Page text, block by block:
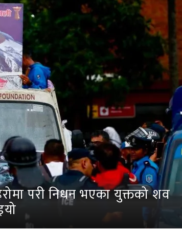
परी निधन भएका युक्तको शव